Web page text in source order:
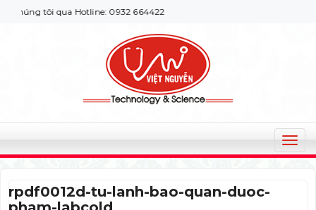
tôi qua Hotline: 0932 664422
T
o
rpdf0012d-tu-lanh-bao-quan-duoc-